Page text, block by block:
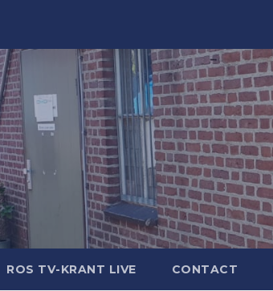
ROS TV-KRANT LIVE CONTACT